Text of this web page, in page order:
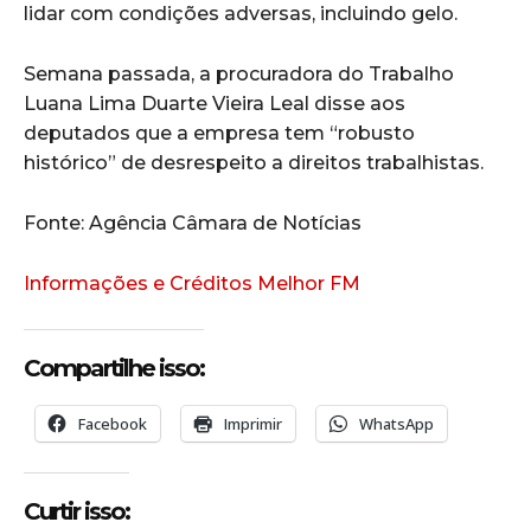
lidar com condições adversas, incluindo gelo.
Semana passada, a procuradora do Trabalho
Luana Lima Duarte Vieira Leal disse aos
deputados que a empresa tem “robusto
histórico” de desrespeito a direitos trabalhistas.
Fonte: Agência Câmara de Notícias
Informações e Créditos Melhor FM
Compartilhe isso:
Facebook Imprimir WhatsApp
Curtir isso: